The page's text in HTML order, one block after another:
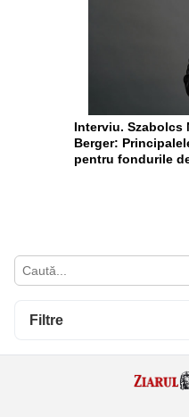
Filtre
Interviu. Szabolcs
Berger:
pentru fondurile